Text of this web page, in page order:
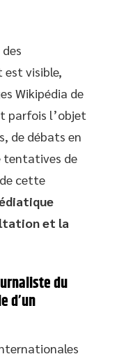
est visible,
Wikipédia de
parfois l’objet
de débats en
tentatives de
cette
et la
du
d’un